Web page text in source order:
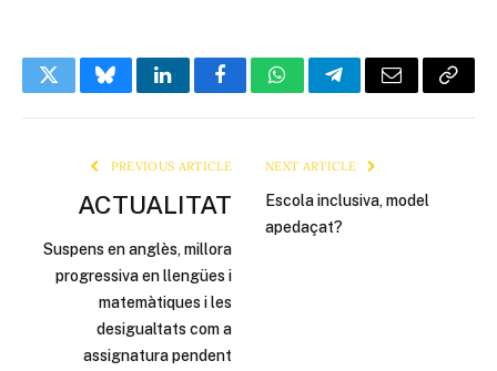
TwitterBlueskyLinkedInFacebookWhatsAppTelegramEmail Copy
PREVIOUS ARTICLE
ACTUALITAT
Suspens en anglès, millora
progressiva en llengües i
matemàtiques i les
desigualtats com a
assignatura pendent
NEXT ARTICLE
Escola inclusiva, model
apedaçat?